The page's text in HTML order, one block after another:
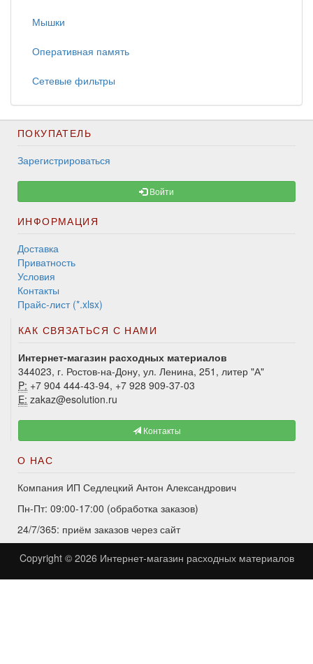
Мышки
Оперативная память
Сетевые фильтры
ПОКУПАТЕЛЬ
Зарегистрироваться
Войти
ИНФОРМАЦИЯ
Доставка
Приватность
Условия
Контакты
Прайс-лист (*.xlsx)
КАК СВЯЗАТЬСЯ С НАМИ
Интернет-магазин расходных материалов
344023, г. Ростов-на-Дону, ул. Ленина, 251, литер "А"
P: +7 904 444-43-94, +7 928 909-37-03
E: zakaz@esolution.ru
Контакты
О НАС
Компания ИП Седлецкий Антон Александрович
Пн-Пт: 09:00-17:00 (обработка заказов)
24/7/365: приём заказов через сайт
Copyright © 2026 Интернет-магазин расходных материалов